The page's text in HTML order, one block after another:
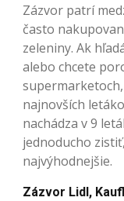
Zázvor patrí
často
zeleniny. Ak
alebo chcete
najnovších
nachádza v 9
jednoducho
najvýhodnejšie.
Zázvor Lidl,